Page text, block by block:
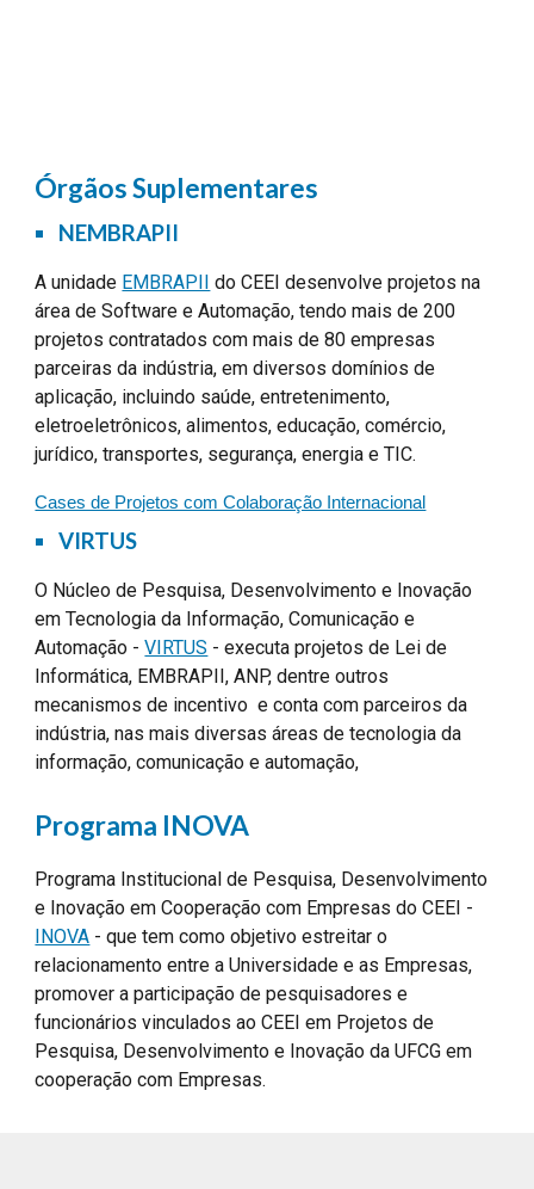
Órgãos Suplementares
NEMBRAPII
A unidade EMBRAPII do CEEI desenvolve projetos na
área de Software e Automação, tendo mais de200
projetos contratados com mais de80 empresas
parceiras da indústria, em diversos domínios de
aplicação, incluindo saúde, entretenimento,
eletroeletrônicos, alimentos, educação, comércio,
jurídico, transportes, segurança, energia e TIC.
Cases de Projetos com Colaboração Internacional
VIRTUS
O Núcleo de Pesquisa, Desenvolvimento e Inovação
em Tecnologia da Informação, Comunicação e
Automação -VIRTUS - executa projetos de Lei de
Informática, EMBRAPII, ANP, dentre outros
mecanismos de incentivo e conta com parceiros da
indústria, nas mais diversas áreas de tecnologia da
informação, comunicação e automação,
Programa INOVA
Programa Institucional de Pesquisa, Desenvolvimento
e Inovação em Cooperação com Empresas do CEEI -
INOVA -que tem como objetivo estreitar o
relacionamento entre a Universidade e as Empresas,
promover a participação de pesquisadores e
funcionários vinculados ao CEEI em Projetos de
Pesquisa, Desenvolvimento e Inovação da UFCG em
cooperação com Empresas.